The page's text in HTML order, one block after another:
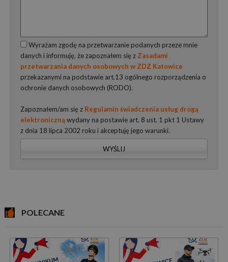
Wyrażam zgodę na przetwarzanie podanych przeze mnie
danych i informuję, że zapoznałem się z Zasadami
przetwarzania danych osobowych w ZDZ Katowice
przekazanymi na podstawie art.13 ogólnego rozporządzenia o
ochronie danych osobowych (RODO).
Zapoznałem/am się z Regulamin świadczenia usług drogą
elektroniczną wydany na postawie art. 8 ust. 1 pkt 1 Ustawy
z dnia 18 lipca 2002 roku i akceptuję jego warunki.
WYŚLIJ
POLECANE